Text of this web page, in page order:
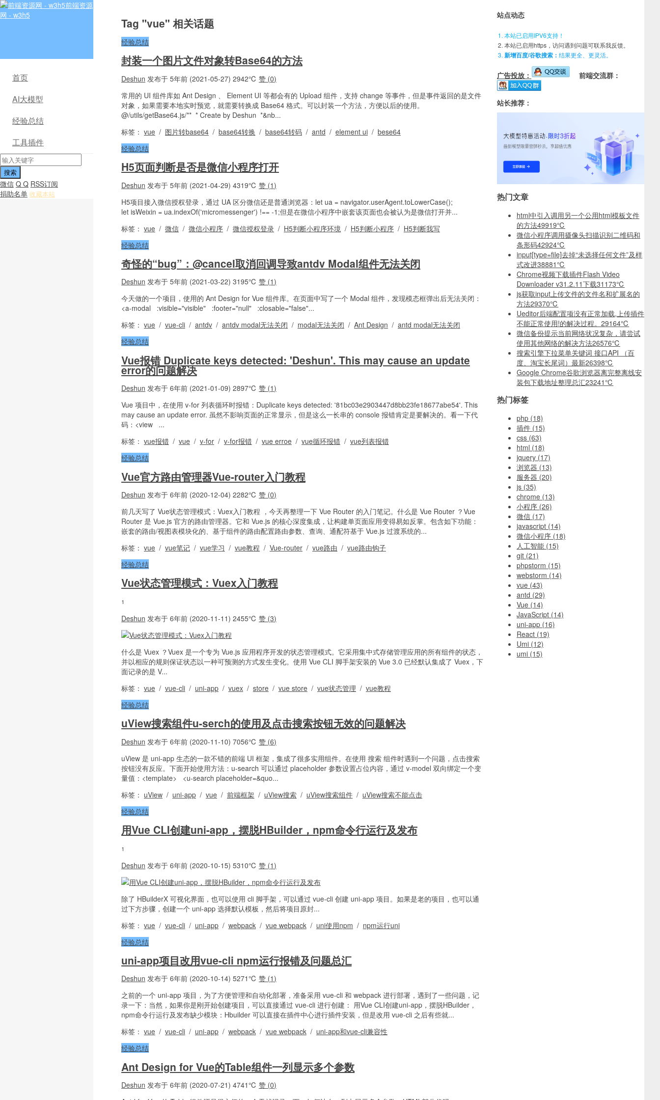
前端资源
网 - w3h5
首页
AI大模型
经验总结
工具插件
微信 Q Q RSS订阅
捐助名单 收藏本站
Tag "vue" 相关话题
经验总结
封装一个图片文件对象转Base64的方法
Deshun 发布于 5年前 (2021-05-27) 2942℃ 赞 (0)
常用的 UI 组件库如 Ant Design 、 Element UI 等都会有的 Upload 组件，支持 change 等事件，但是事件返回的是文件
对象，如果需要本地实时预览，就需要转换成 Base64 格式。可以封装一个方法，方便以后的使用。
@/utils/getBase64.js/** * Create by Deshun *&nb...
标签： vue / 图片转base64 / base64转换 / base64转码 / antd / element ui / bese64
经验总结
H5页面判断是否是微信小程序打开
Deshun 发布于 5年前 (2021-04-29) 4319℃ 赞 (1)
H5项目接入微信授权登录，通过 UA 区分微信还是普通浏览器：let ua = navigator.userAgent.toLowerCase();
let isWeixin = ua.indexOf('micromessenger') !== -1;但是在微信小程序中嵌套该页面也会被认为是微信打开并...
标签： vue / 微信 / 微信小程序 / 微信授权登录 / H5判断小程序环境 / H5判断小程序 / H5判断我写
经验总结
奇怪的“bug”：@cancel取消回调导致antdv Modal组件无法关闭
Deshun 发布于 5年前 (2021-03-22) 3195℃ 赞 (1)
今天做的一个项目，使用的 Ant Design for Vue 组件库。在页面中写了一个 Modal 组件，发现模态框弹出后无法关闭：
<a-modal :visible="visible" :footer="null" :closable="false"...
标签： vue / vue-cli / antdv / antdv modal无法关闭 / modal无法关闭 / Ant Design / antd modal无法关闭
经验总结
Vue报错 Duplicate keys detected: 'Deshun'. This may cause an update
error的问题解决
Deshun 发布于 6年前 (2021-01-09) 2897℃ 赞 (1)
Vue 项目中，在使用 v-for 列表循环时报错：Duplicate keys detected: '81bc03e2903447d8bb23fe18677abe54'. This
may cause an update error. 虽然不影响页面的正常显示，但是这么一长串的 console 报错肯定是要解决的。看一下代
码：<view ...
标签： vue报错 / vue / v-for / v-for报错 / vue erroe / vue循环报错 / vue列表报错
经验总结
Vue官方路由管理器Vue-router入门教程
Deshun 发布于 6年前 (2020-12-04) 2282℃ 赞 (0)
前几天写了 Vue状态管理模式：Vuex入门教程 ，今天再整理一下 Vue Router 的入门笔记。什么是 Vue Router ？Vue
Router 是 Vue.js 官方的路由管理器。它和 Vue.js 的核心深度集成，让构建单页面应用变得易如反掌。包含如下功能：
嵌套的路由/视图表模块化的、基于组件的路由配置路由参数、查询、通配符基于 Vue.js 过渡系统的...
标签： vue / vue笔记 / vue学习 / vue教程 / Vue-router / vue路由 / vue路由钩子
经验总结
Vue状态管理模式：Vuex入门教程
1
Deshun 发布于 6年前 (2020-11-11) 2455℃ 赞 (3)
什么是 Vuex ？Vuex 是一个专为 Vue.js 应用程序开发的状态管理模式。它采用集中式存储管理应用的所有组件的状态，
并以相应的规则保证状态以一种可预测的方式发生变化。使用 Vue CLI 脚手架安装的 Vue 3.0 已经默认集成了 Vuex，下
面记录的是 V...
标签： vue / vue-cli / uni-app / vuex / store / vue store / vue状态管理 / vue教程
经验总结
uView搜索组件u-serch的使用及点击搜索按钮无效的问题解决
Deshun 发布于 6年前 (2020-11-10) 7056℃ 赞 (6)
uView 是 uni-app 生态的一款不错的前端 UI 框架，集成了很多实用组件。在使用 搜索 组件时遇到一个问题，点击搜索
按钮没有反应。下面开始使用方法：u-search 可以通过 placeholder 参数设置占位内容，通过 v-model 双向绑定一个变
量值：<template> <u-search placeholder=&quo...
标签： uView / uni-app / vue / 前端框架 / uView搜索 / uView搜索组件 / uView搜索不能点击
经验总结
用Vue CLI创建uni-app，摆脱HBuilder，npm命令行运行及发布
1
Deshun 发布于 6年前 (2020-10-15) 5310℃ 赞 (1)
除了 HBuilderX 可视化界面，也可以使用 cli 脚手架，可以通过 vue-cli 创建 uni-app 项目。如果是老的项目，也可以通
过下方步骤，创建一个 uni-app 选择默认模板，然后将项目原封...
标签： vue / vue-cli / uni-app / webpack / vue webpack / uni使用npm / npm运行uni
经验总结
uni-app项目改用vue-cli npm运行报错及问题总汇
Deshun 发布于 6年前 (2020-10-14) 5271℃ 赞 (1)
之前的一个 uni-app 项目，为了方便管理和自动化部署，准备采用 vue-cli 和 webpack 进行部署，遇到了一些问题，记
录一下：当然，如果你是刚开始创建项目，可以直接通过 vue-cli 进行创建： 用Vue CLI创建uni-app，摆脱HBuilder，
npm命令行运行及发布缺少模块：Hbuilder 可以直接在插件中心进行插件安装，但是改用 vue-cli 之后有些就...
标签： vue / vue-cli / uni-app / webpack / vue webpack / uni-app和vue-cli兼容性
经验总结
Ant Design for Vue的Table组件一列显示多个参数
Deshun 发布于 6年前 (2020-07-21) 4741℃ 赞 (0)
站点动态
本站已启用IPV6支持！
本站已启用https，访问遇到问题可联系我反馈。
新增百度/谷歌搜索： 结果更全、更灵活。
广告投放： 前端交流群：
站长推荐：
热门文章
html中引入调用另一个公用html模板文件
的方法49919℃
微信小程序调用摄像头扫描识别二维码和
条形码42924℃
input[type=file]去掉“未选择任何文件”及样
式改进38881℃
Chrome视频下载插件Flash Video
Downloader v31.2.11下载31173℃
js获取input上传文件的文件名和扩展名的
方法29370℃
Ueditor后端配置项没有正常加载,上传插件
不能正常使用!的解决过程。 29164℃
微信备份提示当前网络状况复杂，请尝试
使用其他网络的解决方法26576℃
搜索引擎下拉菜单关键词 接口API （百
度、淘宝长尾词）最新26398℃
Google Chrome谷歌浏览器离完整离线安
装包下载地址整理总汇23241℃
热门标签
php (18)
插件 (15)
css (63)
html (18)
jquery (17)
浏览器 (13)
服务器 (20)
js (35)
chrome (13)
小程序 (26)
微信 (17)
javascript (14)
微信小程序 (18)
人工智能 (15)
git (21)
phpstorm (15)
webstorm (14)
vue (43)
antd (29)
Vue (14)
JavaScript (14)
uni-app (16)
React (19)
Umi (12)
umi (15)